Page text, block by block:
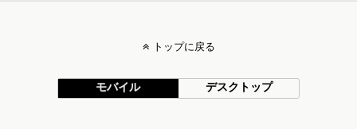
トップに戻る
モバイル デスクトップ